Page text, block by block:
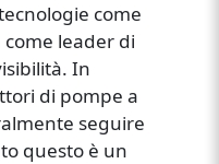
come
leader di
In
di pompe a
seguire
questo è un